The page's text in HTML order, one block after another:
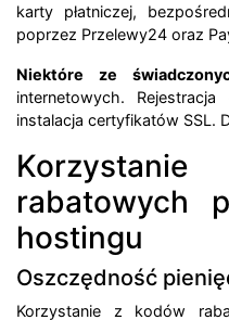
karty płatniczej,
poprzez Przelewy24 oraz
Niektóre ze
internetowych.
instalacja certyfikatów SSL.
rabatowych
hostingu
Oszczędność
Korzystanie z kodów